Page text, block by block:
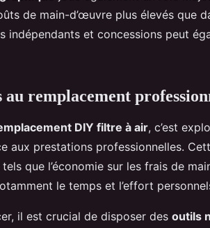
de main-d’œuvre plus élevés que
indépendants et concessions peut
remplacement
DIY filtre à air, c’est
aux prestations professionnelles.
que l’économie sur les frais de
le temps et l’effort
il est crucial de disposer des outils